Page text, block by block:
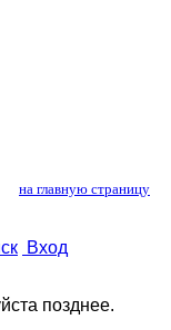
на главную страницу
Вход
позднее.